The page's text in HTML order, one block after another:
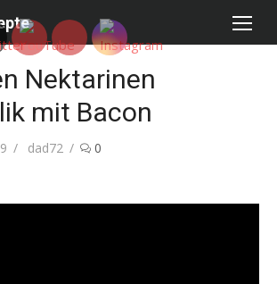
Nektarinen
mit Bacon
Author
dad72 0